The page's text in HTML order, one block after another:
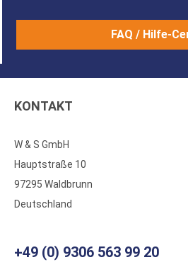
FAQ / Hilfe-
KONTAKT
W & S GmbH
Hauptstraße 10
97295 Waldbrunn
Deutschland
+49 (0) 9306 563 99 20